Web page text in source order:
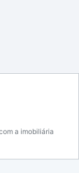
a imobiliária